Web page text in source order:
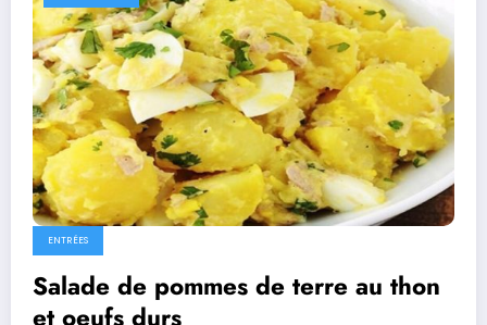
ENTRÉES
Salade de pommes de terre au thon
et oeufs durs